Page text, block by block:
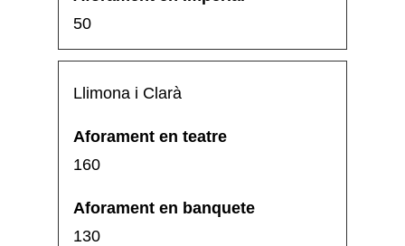
50
Llimona i Clarà
160
130